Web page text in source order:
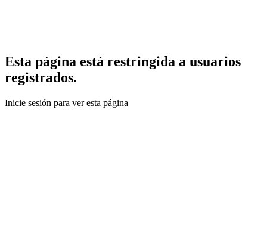
Esta página está restringida a usuarios
registrados.
Inicie sesión para ver esta página